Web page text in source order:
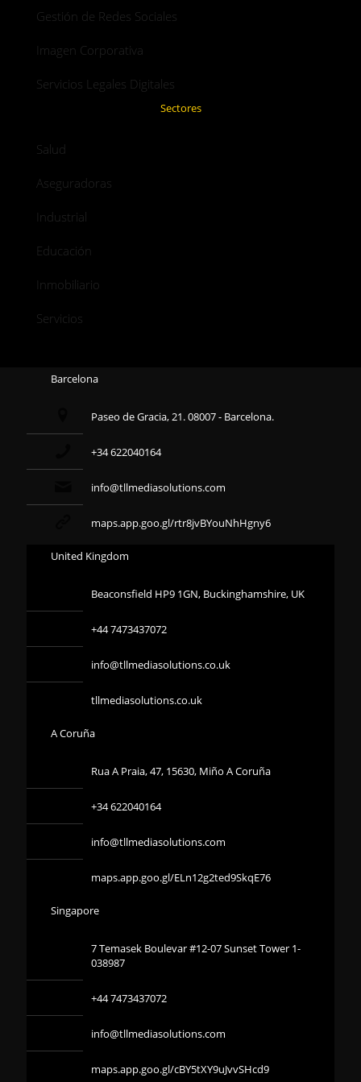
Gestión de Redes Sociales
Imagen Corporativa
Servicios Legales Digitales
Sectores
Salud
Aseguradoras
Industrial
Educación
Inmobiliario
Servicios
Barcelona
Paseo de Gracia, 21. 08007 - Barcelona.
+34 622040164
info@tllmediasolutions.com
maps.app.goo.gl/rtr8jvBYouNhHgny6
United Kingdom
Beaconsfield HP9 1GN, Buckinghamshire, UK
+44 7473437072
info@tllmediasolutions.co.uk
tllmediasolutions.co.uk
A Coruña
Rua A Praia, 47, 15630, Miño A Coruña
+34 622040164
info@tllmediasolutions.com
maps.app.goo.gl/ELn12g2ted9SkqE76
Singapore
7 Temasek Boulevar #12-07 Sunset Tower 1-
038987
+44 7473437072
info@tllmediasolutions.com
maps.app.goo.gl/cBY5tXY9uJvvSHcd9